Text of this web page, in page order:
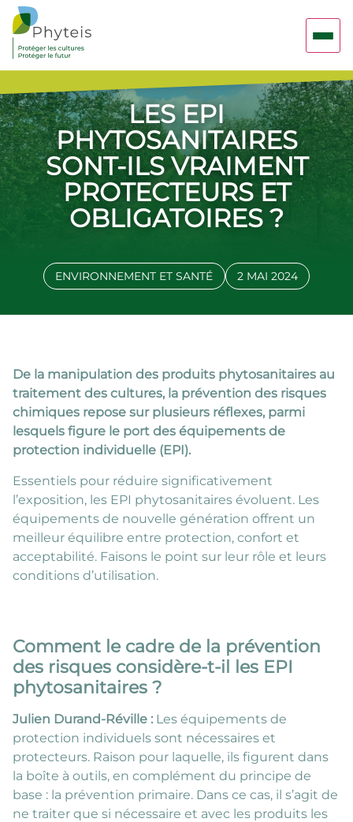
LES EPI
PHYTOSANITAIRES
SONT-ILS VRAIMENT
PROTECTEURS ET
OBLIGATOIRES ?
ENVIRONNEMENT ET SANTÉ 2 MAI 2024
De la manipulation des produits phytosanitaires au
traitement des cultures, la prévention des risques
chimiques repose sur plusieurs réflexes, parmi
lesquels figure le port des équipements de
protection individuelle (EPI).
Essentiels pour réduire significativement
l’exposition, les EPI phytosanitaires évoluent. Les
équipements de nouvelle génération offrent un
meilleur équilibre entre protection, confort et
acceptabilité. Faisons le point sur leur rôle et leurs
conditions d’utilisation.
Comment le cadre de la prévention
des risques considère-t-il les EPI
phytosanitaires ?
Julien Durand-Réville : Les équipements de
protection individuels sont nécessaires et
protecteurs. Raison pour laquelle, ils figurent dans
la boîte à outils, en complément du principe de
base : la prévention primaire. Dans ce cas, il s’agit de
ne traiter que si nécessaire et avec les produits les